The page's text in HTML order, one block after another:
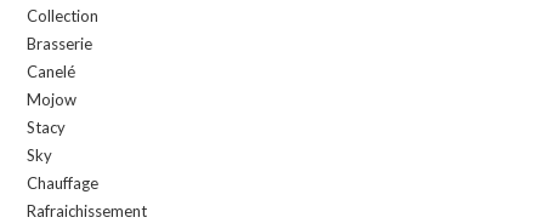
Collection
Brasserie
Canelé
Mojow
Stacy
Sky
Chauffage
Rafraichissement